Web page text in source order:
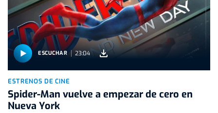
ESCUCHAR 23:04
ESTRENOS DE CINE
Spider-Man vuelve a empezar de cero en
Nueva York